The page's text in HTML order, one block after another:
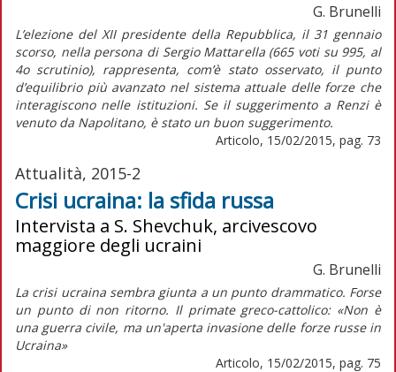
G. Brunelli
L’elezione del XII presidente della Repubblica, il 31 gennaio
scorso, nella persona di Sergio Mattarella (665 voti su 995, al
4o scrutinio), rappresenta, com’è stato osservato, il punto
d’equilibrio più avanzato nel sistema attuale delle forze che
interagiscono nelle istituzioni. Se il suggerimento a Renzi è
venuto da Napolitano, è stato un buon suggerimento.
Articolo, 15/02/2015, pag. 73
Attualità, 2015-2
Crisi ucraina: la sfida russa
Intervista a S. Shevchuk, arcivescovo
maggiore degli ucraini
G. Brunelli
La crisi ucraina sembra giunta a un punto drammatico. Forse
un punto di non ritorno. Il primate greco-cattolico: «Non è
una guerra civile, ma un'aperta invasione delle forze russe in
Ucraina»
Articolo, 15/02/2015, pag. 75